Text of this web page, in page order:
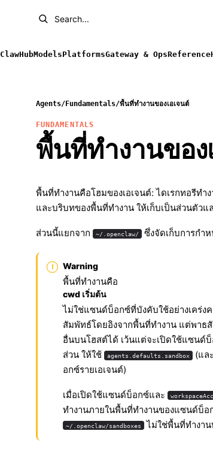
Search...
ClawHubModelsPlatformsGateway & OpsReference
Agents/Fundamentals/พื้นที่ทำงานของเอเจนต์
FUNDAMENTALS
พื้นที่ทำงานของ
พื้นที่ทำงานคือโฮมของเอเจนต์: ไดเรกทอรีทำ
และบริบทของพื้นที่ทำงาน ให้เก็บเป็นส่วนตัวแ
ส่วนนี้แยกจาก ~/.openclaw/ ซึ่งจัดเก็บการกำ
Warning
พื้นที่ทำงานคือ
cwd เริ่มต้น
ไม่ใช่แซนด์บ็อกซ์ที่บังคับใช้อย่างเคร่ง
สัมพัทธ์โดยอิงจากพื้นที่ทำงาน แต่พาธ
อื่นบนโฮสต์ได้ เว้นแต่จะเปิดใช้แซนด์
ส่วน ให้ใช้
agents.defaults.sandbox (แล
อกซ์รายเอเจนต์)
เมื่อเปิดใช้แซนด์บ็อกซ์และ
ทำงานภายในพื้นที่ทำงานของแซนด์บ็อ
~/.openclaw/sandboxes ไม่ใช่พื้นที่ทำงา